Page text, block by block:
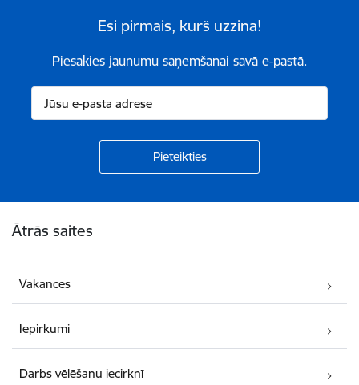
Esi pirmais, kurš uzzina!
Piesakies jaunumu saņemšanai savā e-pastā.
Ātrās saites
Vakances
Iepirkumi
Darbs vēlēšanu iecirknī